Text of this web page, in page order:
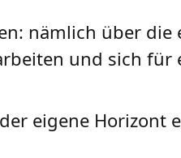
nämlich über die
und sich
eigene Horizont